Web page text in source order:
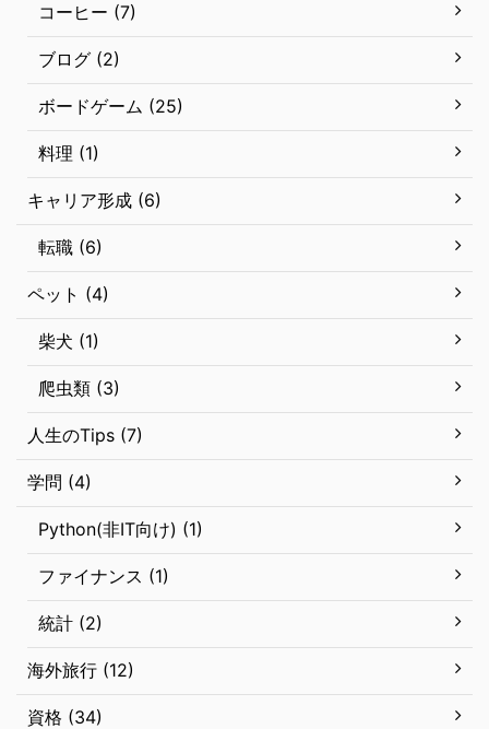
コーヒー (7)
ブログ (2)
ボードゲーム (25)
料理 (1)
キャリア形成 (6)
転職 (6)
ペット (4)
柴犬 (1)
爬虫類 (3)
人生のTips (7)
学問 (4)
Python(非IT向け) (1)
ファイナンス (1)
統計 (2)
海外旅行 (12)
資格 (34)